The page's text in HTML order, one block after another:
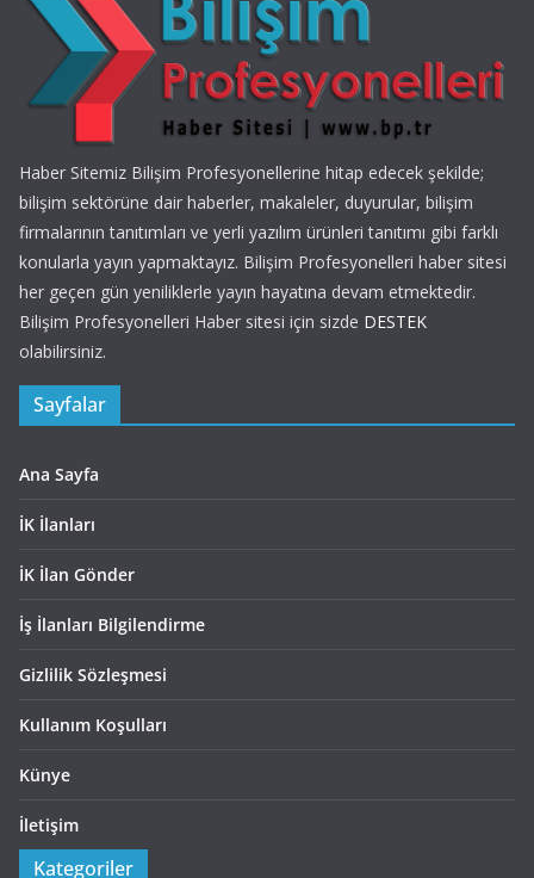
Haber Sitemiz Bilişim Profesyonellerine hitap edecek şekilde;
bilişim sektörüne dair haberler, makaleler, duyurular, bilişim
firmalarının tanıtımları ve yerli yazılım ürünleri tanıtımı gibi farklı
konularla yayın yapmaktayız. Bilişim Profesyonelleri haber sitesi
her geçen gün yeniliklerle yayın hayatına devam etmektedir.
Bilişim Profesyonelleri Haber sitesi için sizde DESTEK
olabilirsiniz.
Sayfalar
Ana Sayfa
İK İlanları
İK İlan Gönder
İş İlanları Bilgilendirme
Gizlilik Sözleşmesi
Kullanım Koşulları
Künye
İletişim
Kategoriler